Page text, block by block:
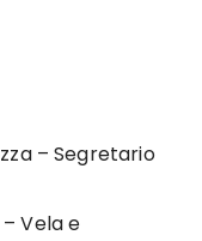
– Segretario
– Vela e